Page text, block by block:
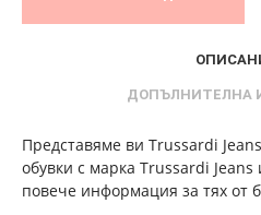
ДОПЪЛНИТЕЛНА
Представяме ви Trussardi
обувки с марка Trussardi
повече информация за тях от